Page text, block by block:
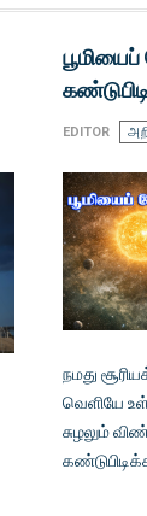
EDITOR
நமது
வெளியே
சுழலும்